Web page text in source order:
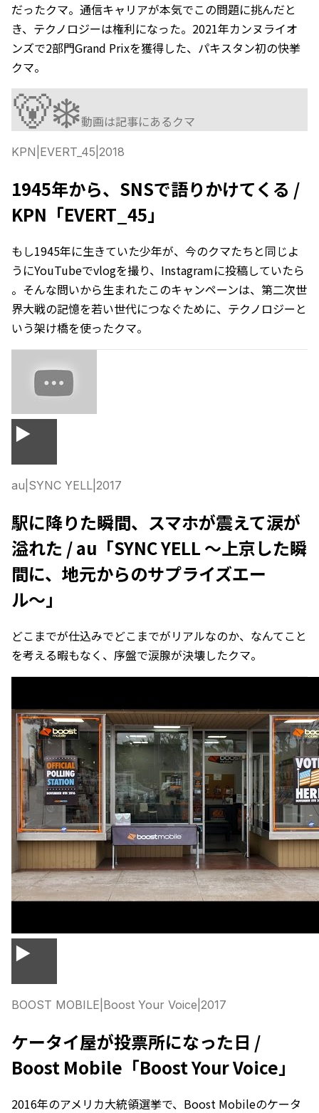
だったクマ。通信キャリアが本気でこの問題に挑んだと
き、テクノロジーは権利になった。2021年カンヌライオ
ンズで2部門Grand Prixを獲得した、パキスタン初の快挙
クマ。
🐻‍❄️動画は記事にあるクマ
KPN EVERT_45 2018
1945年から、SNSで語りかけてくる /
KPN「EVERT_45」
もし1945年に生きていた少年が、今のクマたちと同じよ
うにYouTubeでvlogを撮り、Instagramに投稿していたら
――。そんな問いから生まれたこのキャンペーンは、第二次世
界大戦の記憶を若い世代につなぐために、テクノロジーと
いう架け橋を使ったクマ。
▶
au SYNC YELL 2017
駅に降りた瞬間、スマホが震えて涙が
溢れた / au「SYNC YELL 〜上京した瞬
間に、地元からのサプライズエー
ル〜」
どこまでが仕込みでどこまでがリアルなのか、なんてこと
を考える暇もなく、序盤で涙腺が決壊したクマ。
▶
BOOST MOBILE Boost Your Voice 2017
ケータイ屋が投票所になった日 /
Boost Mobile「Boost Your Voice」
2016年のアメリカ大統領選挙で、Boost Mobileのケータ